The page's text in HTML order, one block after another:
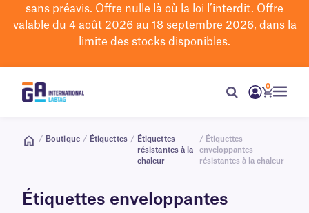
sans préavis. Offre nulle là où la loi l’interdit. Offre
valable du 4 août 2026 au 18 septembre 2026, dans la
limite des stocks disponibles.
0
/ Boutique / Étiquettes / Étiquettes
résistantes à la
chaleur
/ Étiquettes
enveloppantes
résistantes à la chaleur
Étiquettes enveloppantes